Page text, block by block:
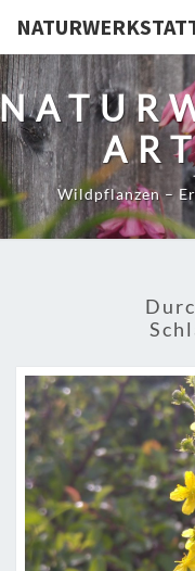
Wildpflanzen –